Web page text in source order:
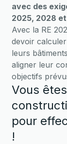
avec des
2025, 2028 et
Avec la RE
devoir
leurs
aligner leur
objectifs
Vous
pour
!